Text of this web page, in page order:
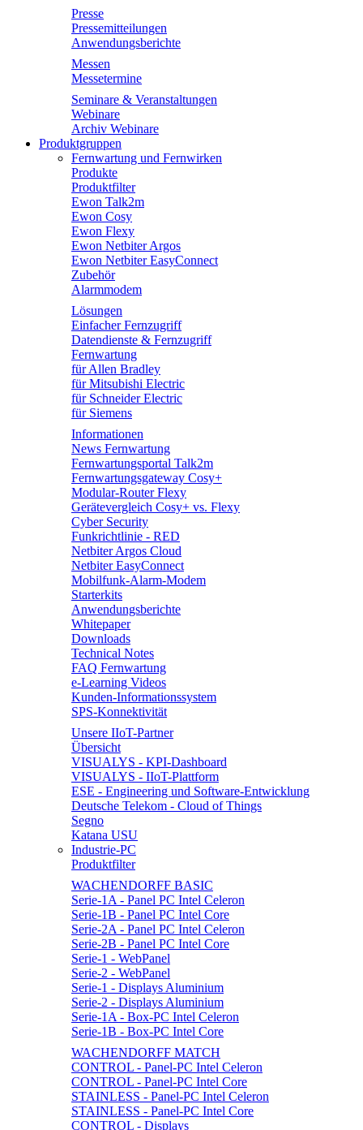
Presse
Pressemitteilungen
Anwendungsberichte
Messen
Messetermine
Seminare & Veranstaltungen
Webinare
Archiv Webinare
Produktgruppen
Fernwartung und Fernwirken
Produkte
Produktfilter
Ewon Talk2m
Ewon Cosy
Ewon Flexy
Ewon Netbiter Argos
Ewon Netbiter EasyConnect
Zubehör
Alarmmodem
Lösungen
Einfacher Fernzugriff
Datendienste & Fernzugriff
Fernwartung
für Allen Bradley
für Mitsubishi Electric
für Schneider Electric
für Siemens
Informationen
News Fernwartung
Fernwartungsportal Talk2m
Fernwartungsgateway Cosy+
Modular-Router Flexy
Gerätevergleich Cosy+ vs. Flexy
Cyber Security
Funkrichtlinie - RED
Netbiter Argos Cloud
Netbiter EasyConnect
Mobilfunk-Alarm-Modem
Starterkits
Anwendungsberichte
Whitepaper
Downloads
Technical Notes
FAQ Fernwartung
e-Learning Videos
Kunden-Informationssystem
SPS-Konnektivität
Unsere IIoT-Partner
Übersicht
VISUALYS - KPI-Dashboard
VISUALYS - IIoT-Plattform
ESE - Engineering und Software-Entwicklung
Deutsche Telekom - Cloud of Things
Segno
Katana USU
Industrie-PC
Produktfilter
WACHENDORFF BASIC
Serie-1A - Panel PC Intel Celeron
Serie-1B - Panel PC Intel Core
Serie-2A - Panel PC Intel Celeron
Serie-2B - Panel PC Intel Core
Serie-1 - WebPanel
Serie-2 - WebPanel
Serie-1 - Displays Aluminium
Serie-2 - Displays Aluminium
Serie-1A - Box-PC Intel Celeron
Serie-1B - Box-PC Intel Core
WACHENDORFF MATCH
CONTROL - Panel-PC Intel Celeron
CONTROL - Panel-PC Intel Core
STAINLESS - Panel-PC Intel Celeron
STAINLESS - Panel-PC Intel Core
CONTROL - Displays